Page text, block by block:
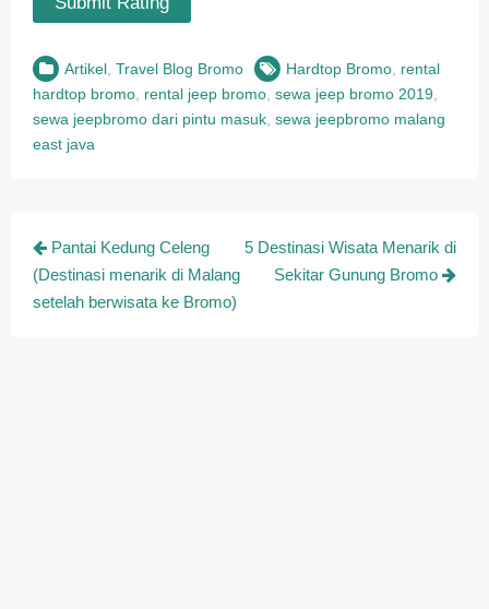
Artikel Travel Blog Bromo Hardtop Bromo rental
hardtop bromo rental jeep bromo sewa jeep bromo 2019
sewa jeepbromo dari pintu masuk sewa jeepbromo malang
east java
Post
navigation
Pantai Kedung Celeng
(Destinasi menarik di Malang
setelah berwisata ke Bromo)
5 Destinasi Wisata Menarik di
Sekitar Gunung Bromo